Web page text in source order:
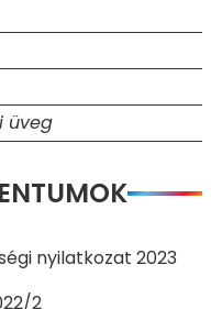
üveg
nyilatkozat 2023
2